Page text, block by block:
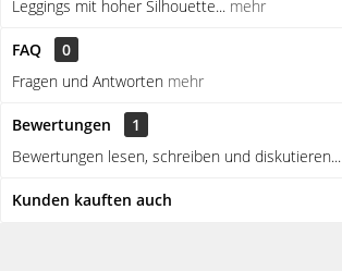
Leggings mit hoher Silhouette... mehr
FAQ
0
Fragen und Antworten mehr
Bewertungen
1
Bewertungen lesen, schreiben und diskutieren...
Kunden kauften auch